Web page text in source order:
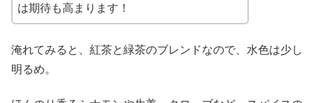
は期待も高まります！
淹れてみると、紅茶と緑茶のブレンドなので、水色は少し
明るめ。